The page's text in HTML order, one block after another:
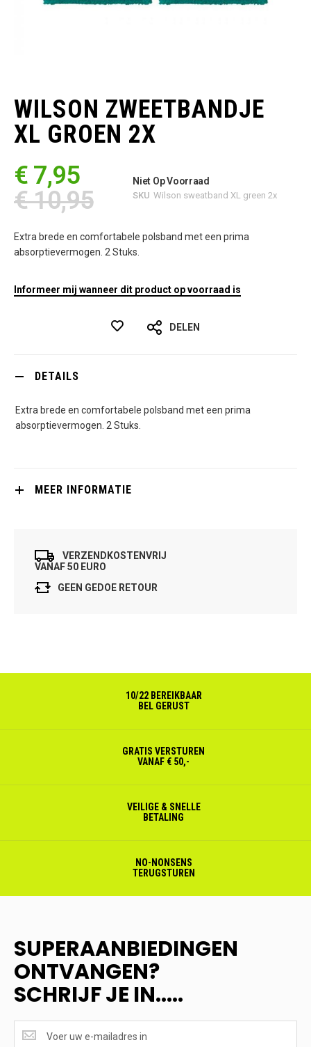
begin
van
de
afbeeldingen-
WILSON ZWEETBANDJE
XL GROEN 2X
€ 7,95
€ 10,95
Niet Op Voorraad
SKU Wilson sweatband XL green 2x
Extra brede en comfortabele polsband met een prima
absorptievermogen. 2 Stuks.
Informeer mij wanneer dit product op voorraad is
DELEN
DETAILS
Extra brede en comfortabele polsband met een prima
absorptievermogen. 2 Stuks.
MEER INFORMATIE
VERZENDKOSTENVRIJ
VANAF 50 EURO
GEEN GEDOE RETOUR
10/22 BEREIKBAAR
BEL GERUST
GRATIS VERSTUREN
VANAF € 50,-
VEILIGE & SNELLE
BETALING
NO-NONSENS
TERUGSTUREN
SUPERAANBIEDINGEN
ONTVANGEN?
SCHRIJF JE IN.....
ONTVANGEN?